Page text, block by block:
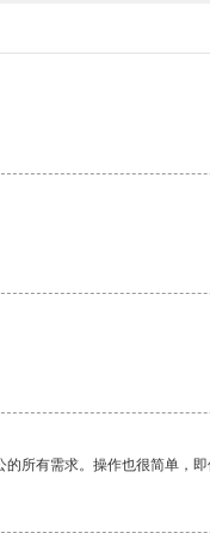
所有需求。操作也很简单，即